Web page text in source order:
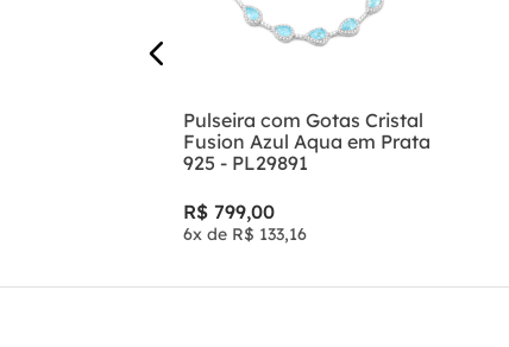
Pulseira com Gotas Cristal
Fusion Azul Aqua em Prata
925 - PL29891
R$ 799,00
6x de R$ 133,16